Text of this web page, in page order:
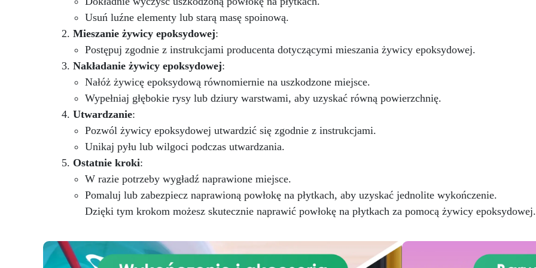
oferuje nowoczesną i luksusową
estetykę, dodając nutę
wyrafinowania do Twojej
przestrzeni kulinarnej. Granit
Black Galaxy, z jego lśniącymi
drobinkami, tworzy zaskakujący
efekt wizualny, który
natychmiast przyciąga uwagę. W
połączeniu z trwałością i
epoksydowej, ten zestaw
zapewnia solidną powierzchnię,
odporną na uderzenia i łatwą do
utrzymania w czystości. Łatwy w
instalacji i gwarantujący
profesjonalny efekt, nasz zestaw
jest idealny zarówno do
swoją kuchnię w elegancką i
funkcjonalną przestrzeń dzięki
przez długi czas.
aplikacja i utwardzanie:
czas żelowania wynosi około 3
zastosowania: Nadaje się do
powierzchni do 0,5 m², zużycie
wynosi 1,2 kg/m² dla grubości 1
Usuń luźne elementy lub starą masę spoinową.
Mieszanie żywicy epoksydowej:
Postępuj zgodnie z instrukcjami producenta dotyczącymi mieszania żywicy epoksydowej.
Nakładanie żywicy epoksydowej:
Nałóż żywicę epoksydową równomiernie na uszkodzone miejsce.
Wypełniaj głębokie rysy lub dziury warstwami, aby uzyskać równą powierzchnię.
Utwardzanie:
Pozwól żywicy epoksydowej utwardzić się zgodnie z instrukcjami.
Unikaj pyłu lub wilgoci podczas utwardzania.
Ostatnie kroki:
W razie potrzeby wygładź naprawione miejsce.
Pomaluj lub zabezpiecz naprawioną powłokę na płytkach, aby uzyskać jednolite wykończenie.
Dzięki tym krokom możesz skutecznie naprawić powłokę na płytkach za pomocą żywicy epoksydowej.